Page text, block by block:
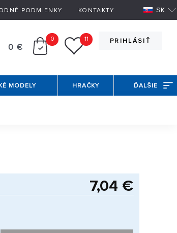
PODMIENKY KONTAKTY SK
PRIHLÁSIŤ
0 €
0 11
MODELY HRAČKY ĎALŠIE
7,04 €